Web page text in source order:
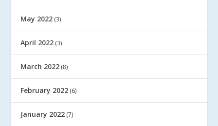
May 2022 (3)
April 2022 (3)
March 2022 (8)
February 2022 (6)
January 2022 (7)